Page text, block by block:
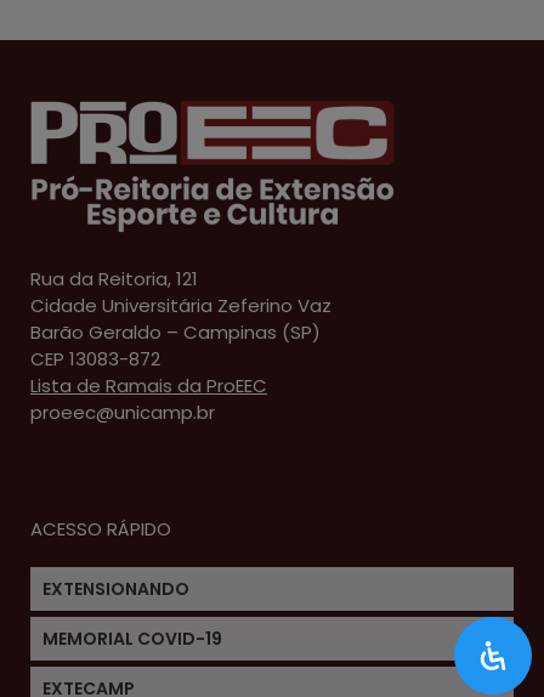
Rua da Reitoria, 121
Cidade Universitária Zeferino Vaz
Barão Geraldo – Campinas (SP)
CEP 13083-872
Lista de Ramais da ProEEC
proeec@unicamp.br
ACESSO RÁPIDO
EXTENSIONANDO
MEMORIAL COVID-19
EXTECAMP